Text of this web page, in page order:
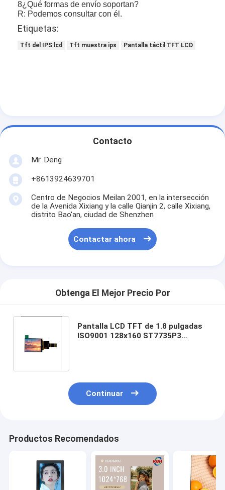
8¿Qué formas de envío soportan?
R: Podemos consultar con él.
Etiquetas:
Tft del IPS lcd Tft muestra ips Pantalla táctil TFT LCD
Contacto
Mr. Deng
+8613924639701
Centro de Negocios Meilan 2001, en la intersección
de la Avenida Xixiang y la calle Qianjin 2, calle Xixiang,
distrito Bao'an, ciudad de Shenzhen
Contactar ahora
Obtenga El Mejor Precio Por
Pantalla LCD TFT de 1.8 pulgadas
ISO9001 128x160 ST7735P3
Continuar
Productos Recomendados